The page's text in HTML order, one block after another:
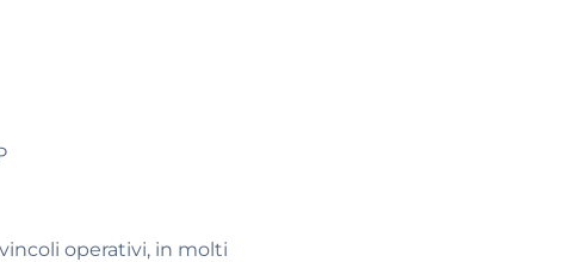
operativi, in molti